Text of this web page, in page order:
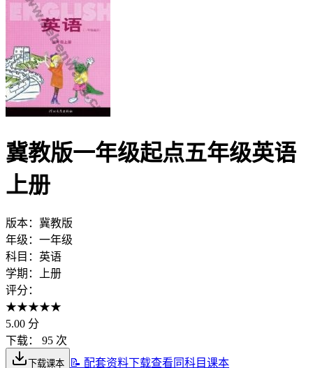
冀教版一年级起点五年级英语
上册
版本： 冀教版
年级： 一年级
科目： 英语
学期：
上册
评分：
★★★★★
5.00 分
下载：
95 次
下载课本 📝 配套资料下载查看同科目课本